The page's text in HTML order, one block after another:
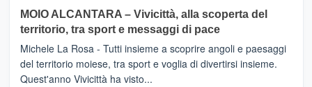
Torna
la
Supermaratona
dell’Etna
MOIO ALCANTARA – Vivicittà, alla scoperta del
territorio, tra sport e messaggi di pace
Michele La Rosa - Tutti insieme a scoprire angoli e paesaggi
del territorio moiese, tra sport e voglia di divertirsi insieme.
Quest'anno Vivicittà ha visto...